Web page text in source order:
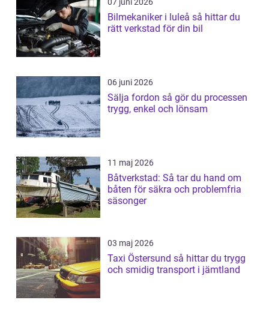
Bilmekaniker i luleå så hittar du
rätt verkstad för din bil
06 juni 2026
Sälja fordon så gör du processen
trygg, enkel och lönsam
11 maj 2026
Båtverkstad: Så tar du hand om
båten för säkra och problemfria
säsonger
03 maj 2026
Taxi Östersund så hittar du trygg
och smidig transport i jämtland